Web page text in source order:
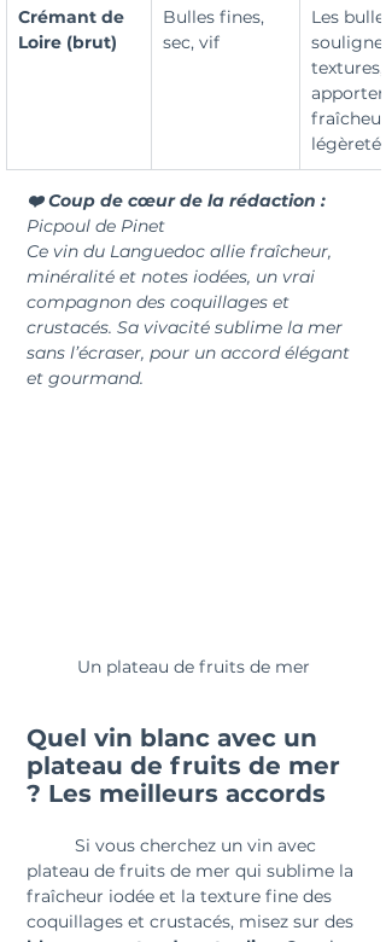
Crémant de
Loire (brut)
Bulles fines,
sec, vif
Les bulles
textures,
légèreté
❤️ Coup de cœur de la rédaction :
Picpoul de Pinet
Ce vin du Languedoc allie fraîcheur,
minéralité et notes iodées, un vrai
compagnon des coquillages et
crustacés. Sa vivacité sublime la mer
sans l’écraser, pour un accord élégant
et gourmand.
Un plateau de fruits de mer
Quel vin blanc avec un
plateau de fruits de mer
? Les meilleurs accords
plateau de fruits de mer qui sublime la
fraîcheur iodée et la texture fine des
coquillages et crustacés, misez sur des